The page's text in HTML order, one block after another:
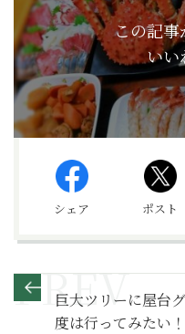
この記事
いい
シェア ポスト
巨大ツリーに屋台
度は行ってみたい